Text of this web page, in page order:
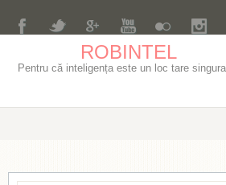
ROBINTEL
Pentru că inteligența este un loc tare